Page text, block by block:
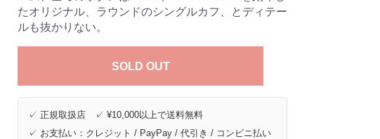
たオリジナル、ラウンドのシングルカフ、とディテー
ルも抜かりない。
SOLD OUT
✓ 正規取扱店 ✓ ¥10,000以上で送料無料
✓ お支払い：クレジット / PayPay / 代引き / コンビニ払い